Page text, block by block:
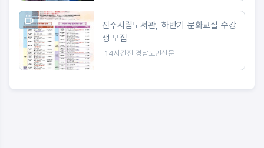
진주시립도서관, 하반기 문화교실 수강
생 모집
14시간전 경남도민신문